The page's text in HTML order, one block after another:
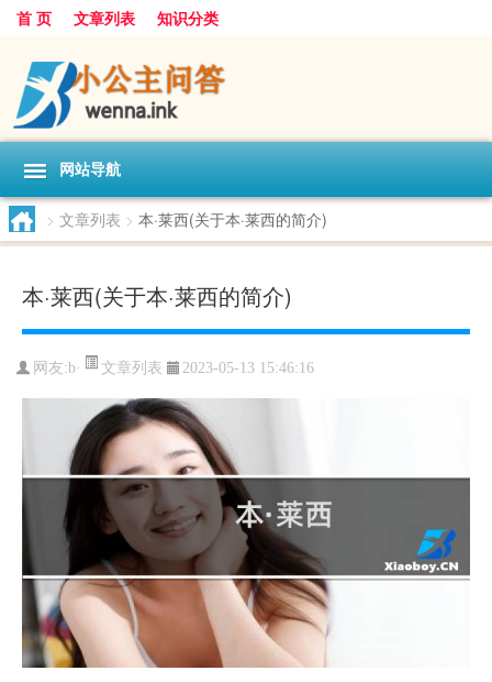
首 页 文章列表 知识分类
网站导航
> 文章列表 > 本·莱西(关于本·莱西的简介)
本·莱西(关于本·莱西的简介)
网友:b· 文章列表 2023-05-13 15:46:16